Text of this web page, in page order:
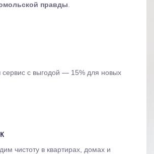
правды
с выгодой — 15% для новых
чистоту в квартирах, домах и